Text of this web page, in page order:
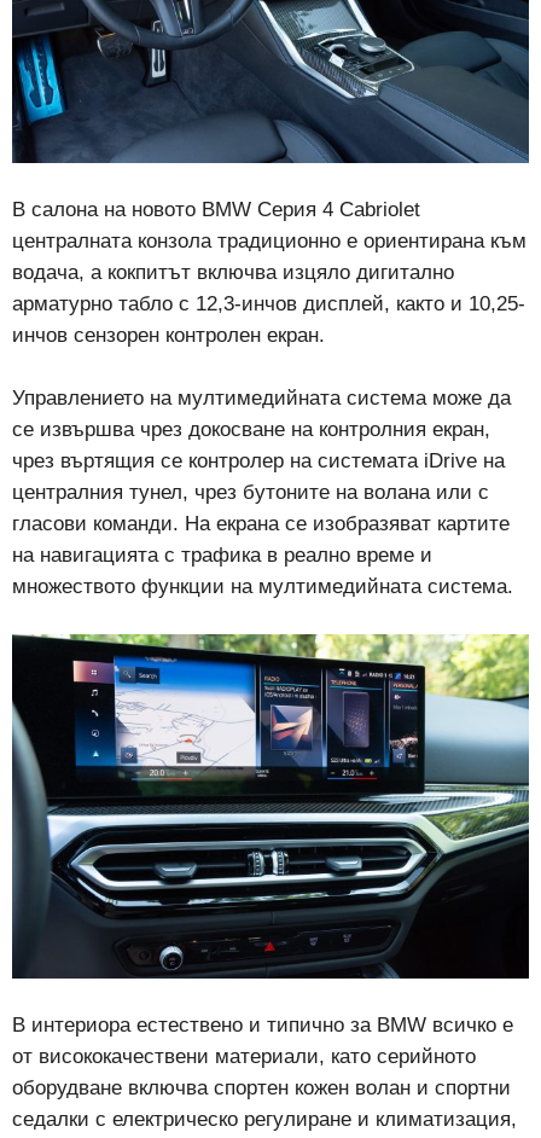
В салона на новото BMW Серия 4 Cabriolet
централната конзола традиционно е ориентирана към
водача, а кокпитът включва изцяло дигитално
арматурно табло с 12,3-инчов дисплей, както и 10,25-
инчов сензорен контролен екран.
Управлението на мултимедийната система може да
се извършва чрез докосване на контролния екран,
чрез въртящия се контролер на системата iDrive на
централния тунел, чрез бутоните на волана или с
гласови команди. На екрана се изобразяват картите
на навигацията с трафика в реално време и
множеството функции на мултимедийната система.
В интериора естествено и типично за BMW всичко е
от висококачествени материали, като серийното
оборудване включва спортен кожен волан и спортни
седалки с електрическо регулиране и климатизация,